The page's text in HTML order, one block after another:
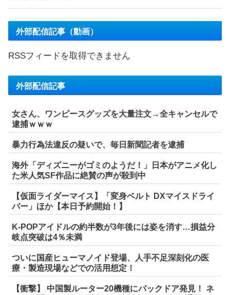
外部配信記事（動画）
RSSフィードを取得できません
外部配信記事
女さん、ワンピースグッズを大量注文→全キャンセルで
逮捕ｗｗｗ
暴力行為法違反の疑いで、毎日新聞記者を逮捕
海外「ディズニーがゴミのようだ！」日本がアニメ化し
た米人気SF作品に絶賛の声が殺到中
【仮面ライダーマイス】「変身ベルト DXマイスドライ
バー」ほか【本日予約開始！】
K-POPアイドルの約半数が3年後には姿を消す…損益分
岐点突破は4％未満
ついに国産ヒューマノイド登場、人手不足深刻化の医
療・製造現場などでの活用想定！
【衝撃】 中国製ルーター20機種にバックドア発見！ ネ